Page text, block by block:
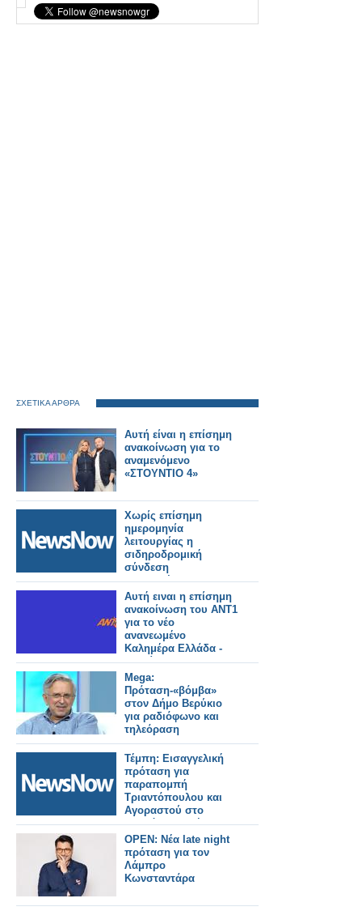
ΣΧΕΤΙΚΑ ΑΡΘΡΑ
Αυτή είναι η επίσημη
ανακοίνωση για το
αναμενόμενο
«ΣΤΟΥΝΤΙΟ 4»
Χωρίς επίσημη
ημερομηνία
λειτουργίας η
σιδηροδρομική
σύνδεση
Βουδαπέστης–
Βελιγραδίου.
Αυτή ειναι η επίσημη
ανακοίνωση του ΑΝΤ1
για το νέο
ανανεωμένο
Καλημέρα Ελλάδα -
Αυτοί θα το
παρουσιάζουν
Mega:
Πρόταση-«βόμβα»
στον Δήμο Βερύκιο
για ραδιόφωνο και
τηλεόραση
Τέμπη: Εισαγγελική
πρόταση για
παραπομπή
Τριαντόπουλου και
Αγοραστού στο
Ειδικό Δικαστήριο.
OPEN: Νέα late night
πρόταση για τον
Λάμπρο
Κωνσταντάρα